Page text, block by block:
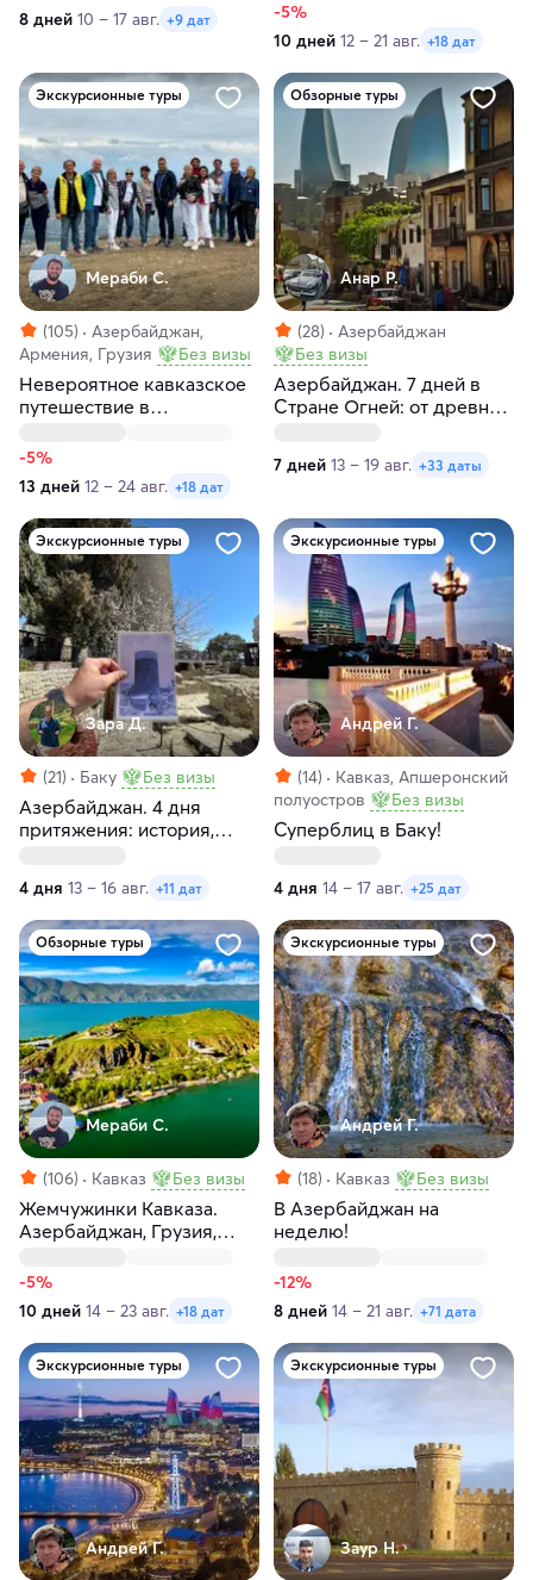
8 дней 10 – 17 авг. +9 дат
-5%
10 дней 12 – 21 авг. +18 дат
Экскурсионные туры
Мераби С.
(105)
Азербайджан,
Армения, Грузия
Без визы
Невероятное кавказское
путешествие в
Армению
-5%
13 дней 12 – 24 авг. +18 дат
Обзорные туры
Анар Р.
(28)
Азербайджан
Без визы
Азербайджан. 7 дней в
Стране Огней: от древних
Кавказа и винодельни
7 дней 13 – 19 авг. +33 даты
Экскурсионные туры
Зара Д.
(21) Баку Без визы
Азербайджан. 4 дня
притяжения: история,
4 дня 13 – 16 авг. +11 дат
Экскурсионные туры
Андрей Г.
(14)
Кавказ, Апшеронский
полуостров
Без визы
Суперблиц в Баку!
4 дня 14 – 17 авг. +25 дат
Обзорные туры
Мераби С.
(106) Кавказ Без визы
Жемчужинки Кавказа.
Азербайджан, Грузия,
-5%
10 дней 14 – 23 авг. +18 дат
Экскурсионные туры
Андрей Г.
(18) Кавказ Без визы
В Азербайджан на
неделю!
-12%
8 дней 14 – 21 авг. +71 дата
Экскурсионные туры
Андрей Г.
Экскурсионные туры
Заур Н.